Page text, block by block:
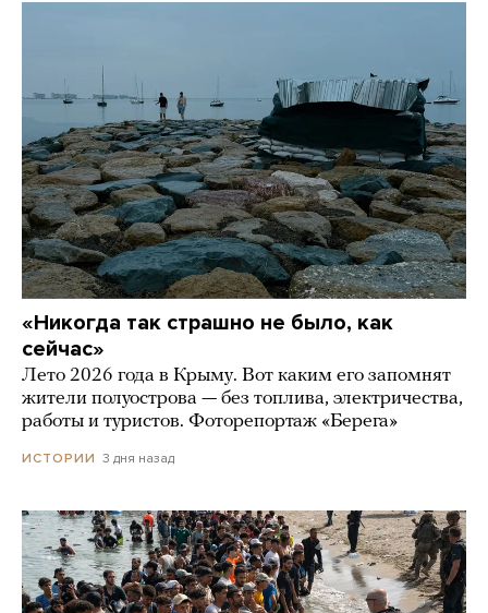
«Никогда так страшно не было, как
сейчас»
Лето 2026 года в Крыму. Вот каким его запомнят
жители полуострова — без топлива, электричества,
работы и туристов. Фоторепортаж «Берега»
ИСТОРИИ 3 дня назад